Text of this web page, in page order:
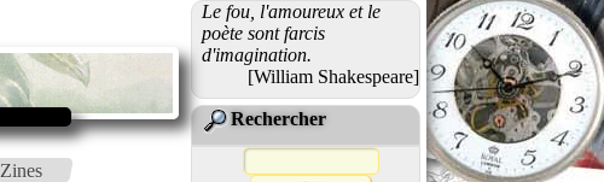
Zines
Le fou, l'amoureux et le
poète sont farcis
d'imagination.
[William Shakespeare]
Rechercher